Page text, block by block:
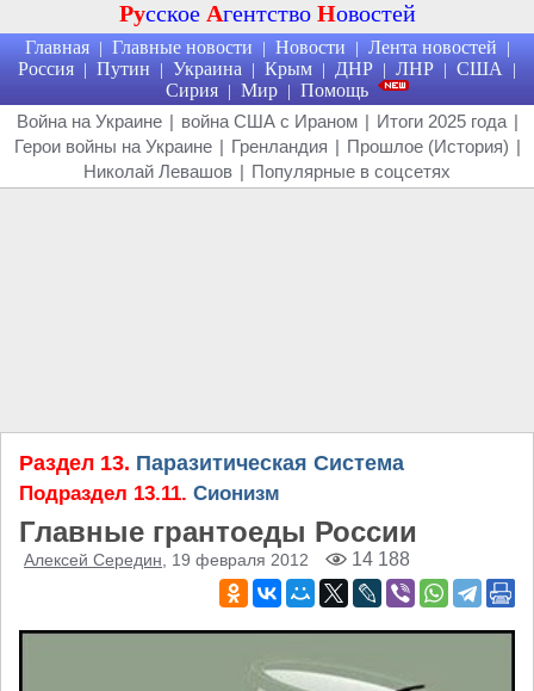
Русское Агентство Новостей
Главная | Главные новости | Новости | Лента новостей |
Россия | Путин | Украина | Крым | ДНР | ЛНР | США |
Сирия | Мир | Помощь
Война на Украине | война США с Ираном | Итоги 2025 года |
Герои войны на Украине | Гренландия | Прошлое (История) |
Николай Левашов | Популярные в соцсетях
Раздел 13. Паразитическая Система
Подраздел 13.11. Сионизм
Главные грантоеды России
Алексей Середин , 19 февраля 2012 14 188